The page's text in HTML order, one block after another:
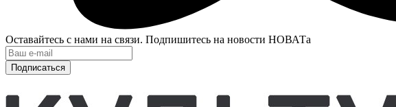
Оставайтесь с нами на связи. Подпишитесь на новости НОВАТа
Подписаться